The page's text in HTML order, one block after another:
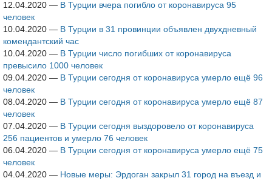
12.04.2020 — В Турции вчера погибло от коронавируса 95
человек
10.04.2020 — В Турции в 31 провинции объявлен двухдневный
комендантский час
10.04.2020 — В Турции число погибших от коронавируса
превысило 1000 человек
09.04.2020 — В Турции сегодня от коронавируса умерло ещё 96
человек
08.04.2020 — В Турции сегодня от коронавируса умерло ещё 87
человек
07.04.2020 — В Турции сегодня выздоровело от коронавируса
256 пациентов и умерло 76 человек
06.04.2020 — В Турции сегодня от коронавируса умерло ещё 75
человек
04.04.2020 — Новые меры: Эрдоган закрыл 31 город на въезд и